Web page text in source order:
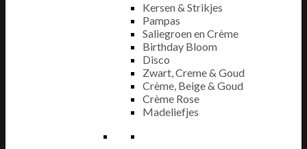
Kersen & Strikjes
Pampas
Saliegroen en Crème
Birthday Bloom
Disco
Zwart, Creme & Goud
Crème, Beige & Goud
Crème Rose
Madeliefjes